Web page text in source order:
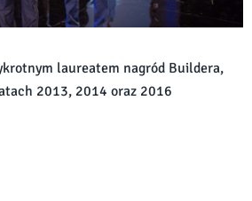
laureatem nagród Buildera,
2013, 2014 oraz 2016